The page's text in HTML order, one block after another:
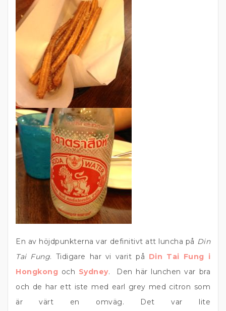
En av höjdpunkterna var definitivt att luncha på Din
Tai Fung. Tidigare har vi varit på Din Tai Fung i
Hongkong och Sydney. Den här lunchen var bra
och de har ett iste med earl grey med citron som
är värt en omväg. Det var lite